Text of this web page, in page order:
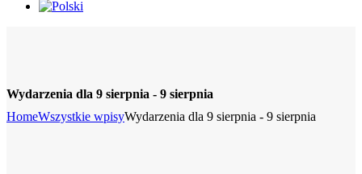
Wydarzenia dla 9 sierpnia - 9 sierpnia
HomeWszystkie wpisyWydarzenia dla 9 sierpnia - 9 sierpnia